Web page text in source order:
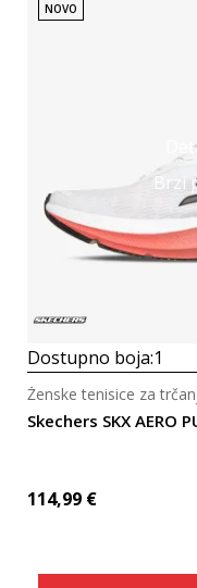
Brzi
NOVO
Dostupno boja:1
Skechers SKX AERO
Ženske tenisice za
114,99 €